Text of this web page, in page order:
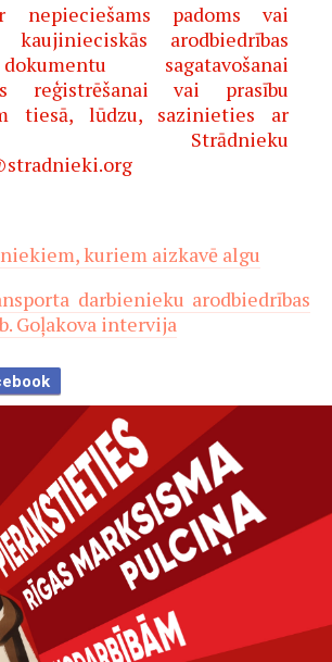
padoms vai
kaujinieciskās arodbiedrības
sagatavošanai
reģistrēšanai vai prasību
tiesā, lūdzu, sazinieties ar
Strādnieku
kuriem aizkavē algu
darbienieku arodbiedrības
Goļakova intervija